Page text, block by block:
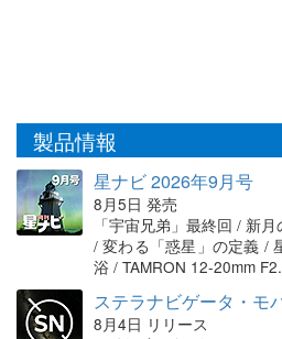
製品情報
星ナビ 2026年9月号
8月5日 発売
「宇宙兄弟」最終回 / 新
/ 変わる「惑星」の定義 /
浴 / TAMRON 12-20mm
ステラナビゲータ・モ
8月4日 リリース